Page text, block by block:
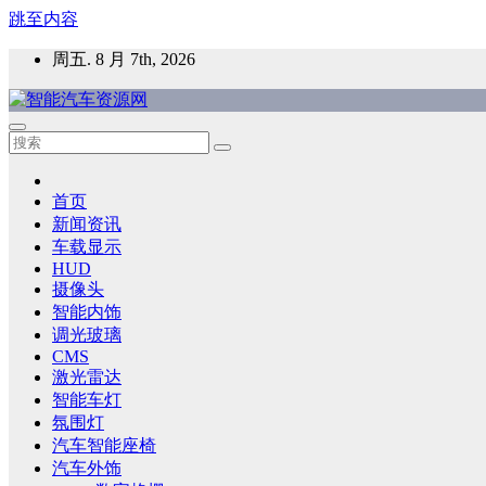
跳至内容
周五. 8 月 7th, 2026
智能汽车资源网
智能表面，智能内饰，新能源汽车，HMI，人车交互，智能车
首页
新闻资讯
车载显示
HUD
摄像头
智能内饰
调光玻璃
CMS
激光雷达
智能车灯
氛围灯
汽车智能座椅
汽车外饰